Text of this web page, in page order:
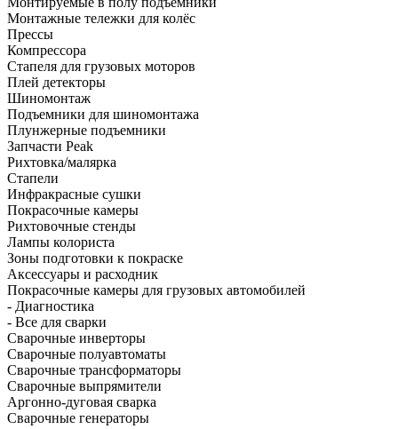
Монтажные тележки для колёс
Прессы
Компрессора
Стапеля для грузовых моторов
Плей детекторы
Шиномонтаж
Подъемники для шиномонтажа
Плунжерные подъемники
Запчасти Peak
Рихтовка/малярка
Стапели
Инфракрасные сушки
Покрасочные камеры
Рихтовочные стенды
Лампы колориста
Зоны подготовки к покраске
Аксессуары и расходник
Покрасочные камеры для грузовых автомобилей
- Диагностика
- Все для сварки
Сварочные инверторы
Сварочные полуавтоматы
Сварочные трансформаторы
Сварочные выпрямители
Аргонно-дуговая сварка
Сварочные генераторы